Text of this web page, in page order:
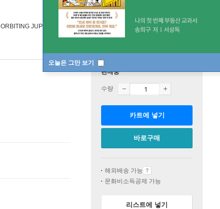
오늘은 그만 보기
ORBITING JUPITER by Gary D. Schmidt
판매중
수량
카트에 넣기
바로구매
해외배송 가능
문화비소득공제 가능
리스트에 넣기